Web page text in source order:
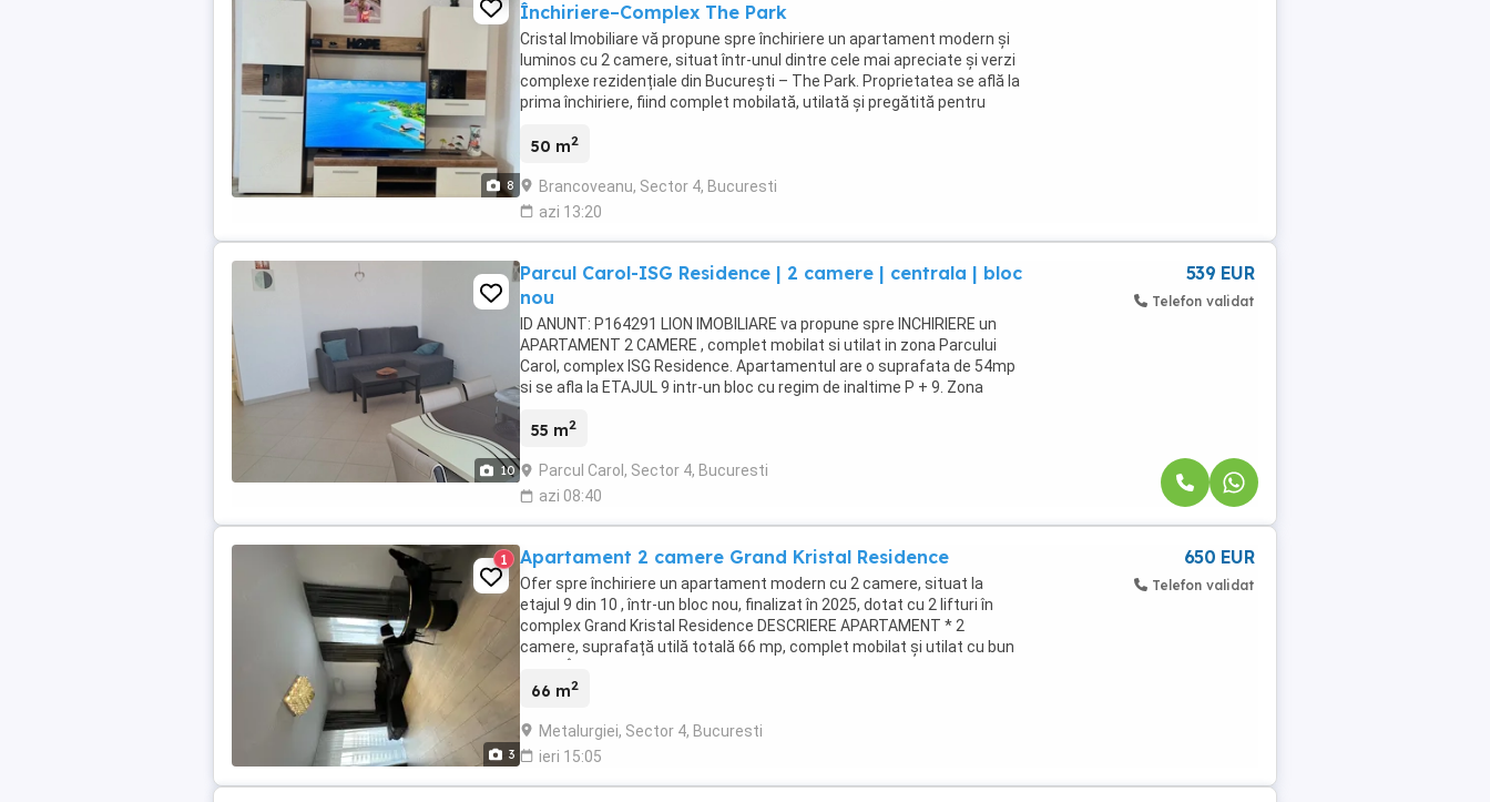
8
Închiriere–Complex The Park
Cristal Imobiliare vă propune spre închiriere un apartament modern și
luminos cu 2 camere, situat într-unul dintre cele mai apreciate și verzi
complexe rezidențiale din București – The Park. Proprietatea se află la
prima închiriere, fiind complet mobilată, utilată și pregătită pentru
50 m2
Brancoveanu, Sector 4, Bucuresti
azi 13:20
10
Parcul Carol-ISG Residence | 2 camere | centrala | bloc
nou
ID ANUNT: P164291 LION IMOBILIARE va propune spre INCHIRIERE un
APARTAMENT 2 CAMERE , complet mobilat si utilat in zona Parcului
Carol, complex ISG Residence. Apartamentul are o suprafata de 54mp
si se afla la ETAJUL 9 intr-un bloc cu regim de inaltime P + 9. Zona
55 m2
Parcul Carol, Sector 4, Bucuresti
azi 08:40
539 EUR
Telefon validat
3
1 Apartament 2 camere Grand Kristal Residence
Ofer spre închiriere un apartament modern cu 2 camere, situat la
etajul 9 din 10 , într-un bloc nou, finalizat în 2025, dotat cu 2 lifturi în
complex Grand Kristal Residence DESCRIERE APARTAMENT * 2
camere, suprafață utilă totală 66 mp, complet mobilat și utilat cu bun
66 m2
Metalurgiei, Sector 4, Bucuresti
ieri 15:05
650 EUR
Telefon validat